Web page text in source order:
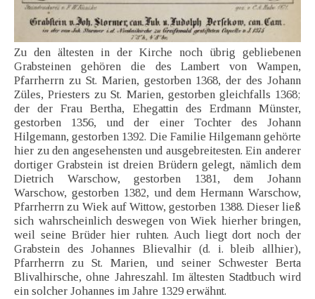
Zu den ältesten in der Kirche noch übrig gebliebenen
Grabsteinen gehören die des Lambert von Wampen,
Pfarrherrn zu St. Marien, gestorben 1368, der des Johann
Züles, Priesters zu St. Marien, gestorben gleichfalls 1368;
der der Frau Bertha, Ehegattin des Erdmann Münster,
gestorben 1356, und der einer Tochter des Johann
Hilgemann, gestorben 1392. Die Familie Hilgemann gehörte
hier zu den angesehensten und ausgebreitesten. Ein anderer
dortiger Grabstein ist dreien Brüdern gelegt, nämlich dem
Dietrich Warschow, gestorben 1381, dem Johann
Warschow, gestorben 1382, und dem Hermann Warschow,
Pfarrherrn zu Wiek auf Wittow, gestorben 1388. Dieser ließ
sich wahrscheinlich deswegen von Wiek hierher bringen,
weil seine Brüder hier ruhten. Auch liegt dort noch der
Grabstein des Johannes Blievalhir (d. i. bleib allhier),
Pfarrherrn zu St. Marien, und seiner Schwester Berta
Blivalhirsche, ohne Jahreszahl. Im ältesten Stadtbuch wird
ein solcher Johannes im Jahre 1329 erwähnt.